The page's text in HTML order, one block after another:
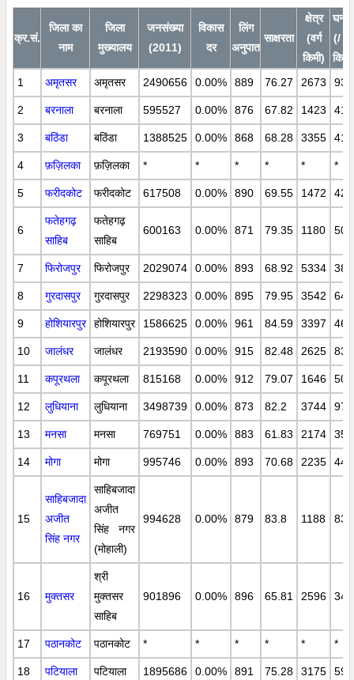
क्र.सं.
जिला का
नाम
जिला
मुख्यालय
जनसंख्या
(2011)
विकास
दर
लिंग
अनुपात
साक्षरता
क्षेत्र
(वर्ग
किमी)
(/ वर्ग
1
अमृतसर अमृतसर 2490656 0.00% 889 76.27 2673 932
2 बरनाला बरनाला 595527 0.00% 876 67.82 1423 419
3 बठिंडा बठिंडा 1388525 0.00% 868 68.28 3355 414
4 फ़ज़िलका फ़ज़िलका * * * * * *
5 फरीदकोट फरीदकोट 617508 0.00% 890 69.55 1472 424
6
फतेहगढ़
साहिब
फतेहगढ़
साहिब
600163 0.00% 871 79.35 1180 508
7 फिरोजपुर फिरोजपुर 2029074 0.00% 893 68.92 5334 380
8 गुरदासपुर गुरदासपुर 2298323 0.00% 895 79.95 3542 649
9 होशियारपुर होशियारपुर 1586625 0.00% 961 84.59 3397 466
10 जालंधर जालंधर 2193590 0.00% 915 82.48 2625 831
11 कपूरथला कपूरथला 815168 0.00% 912 79.07 1646 501
12 लुधियाना लुधियाना 3498739 0.00% 873 82.2 3744 975
13 मनसा मनसा 769751 0.00% 883 61.83 2174 350
14 मोगा मोगा 995746 0.00% 893 70.68 2235 444
15
साहिबजादा
अजीत
सिंह नगर
साहिबजादा
अजीत
सिंह नगर
(मोहाली)
994628 0.00% 879 83.8 1188 830
16 मुक्तसर
श्री
मुक्तसर
साहिब
901896 0.00% 896 65.81 2596 348
17 पठानकोट पठानकोट * * * * * *
18 पटियाला पटियाला 1895686 0.00% 891 75.28 3175 596